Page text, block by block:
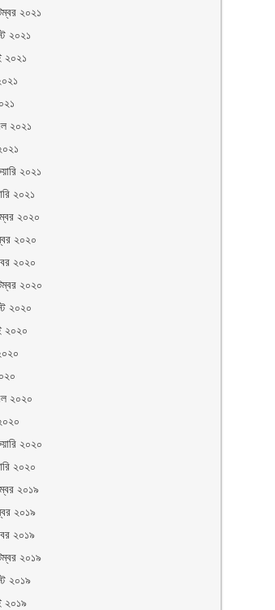
২০২১
২০২১
২০২১
২০২১
২০২১
২০২১
২০২০
২০২০
২০২০
২০২০
২০২০
২০২০
২০২০
২০২০
২০২০
২০১৯
২০১৯
২০১৯
২০১৯
২০১৯
২০১৯